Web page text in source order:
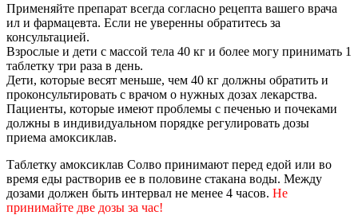
Применяйте препарат всегда согласно рецепта вашего врача
ил и фармацевта. Если не уверенны обратитесь за
консультацией.
Взрослые и дети с массой тела 40 кг и более могу принимать 1
таблетку три раза в день.
Дети, которые весят меньше, чем 40 кг должны обратить и
проконсультировать с врачом о нужных дозах лекарства.
Пациенты, которые имеют проблемы с печенью и почеками
должны в индивидуальном порядке регулировать дозы
приема амоксиклав.
Таблетку амоксиклав Солво принимают перед едой или во
время еды растворив ее в половине стакана воды. Между
дозами должен быть интервал не менее 4 часов. Не
принимайте две дозы за час!